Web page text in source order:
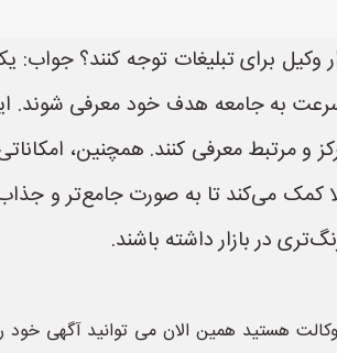
برای تبلیغات توجه کنند؟
سرعت به جامعه هدف خود معرفی شوند.
و مرتبط معرفی کنند. همچنین،
وکلا کمک می‌کند تا به صورت جامع‌تر و
در بازار داشته باشند.
هستید همین الان می توانید آگهی خود